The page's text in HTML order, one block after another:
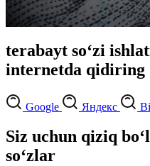
terabayt so‘zi
internetda qidiring
Google Яндекс
Siz uchun qiziq
so‘zlar